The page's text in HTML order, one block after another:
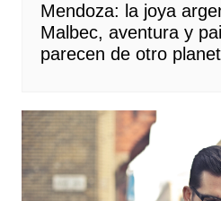
Mendoza: la joya
Malbec, aventura y
parecen de otro